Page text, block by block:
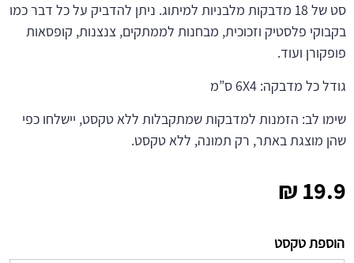
19.9
₪
הוספת טקסט
סט של 18 מדבקות מלבניות למיתוג. ניתן להדביק על כל דבר כמו
בקבוקי פלסטיק וזכוכית, מבחנות לממתקים, צנצנות, קופסאות
פופקורן ועוד.
גודל כל מדבקה: 6X4 ס”מ
שימו לב: הזמנות למדבקות שמתקבלות ללא טקסט, יישלחו כפי
שהן מוצגת באתר, רק תמונה, ללא טקסט.